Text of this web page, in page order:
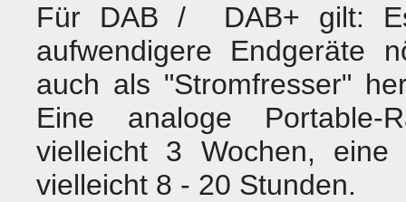
Für DAB / DAB+ gilt:
aufwendigere Endgeräte
auch als "Stromfresser"
Eine analoge Portable-
vielleicht 3 Wochen, eine
vielleicht 8 - 20 Stunden.